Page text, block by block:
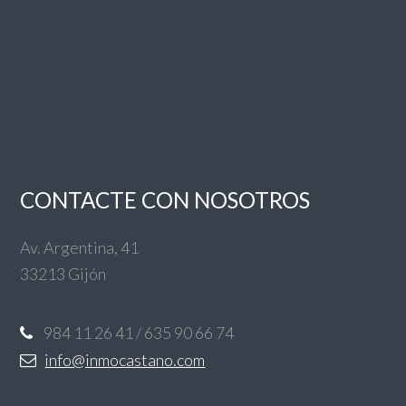
CONTACTE CON NOSOTROS
Av. Argentina, 41
33213 Gijón
984 11 26 41 / 635 90 66 74
info@inmocastano.com